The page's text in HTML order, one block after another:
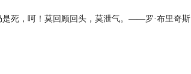
死，呵！莫回顾回头，莫泄气。——罗·布里奇斯